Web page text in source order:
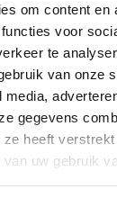
om content en
voor
te
van onze
gegevens
ze heeft
uw gebruik